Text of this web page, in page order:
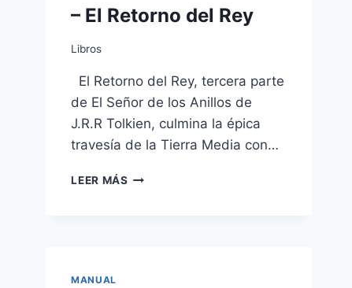
– El Retorno del Rey
Libros
El Retorno del Rey, tercera parte
de El Señor de los Anillos de
J.R.R Tolkien, culmina la épica
travesía de la Tierra Media con…
LEER MÁS
MANUAL